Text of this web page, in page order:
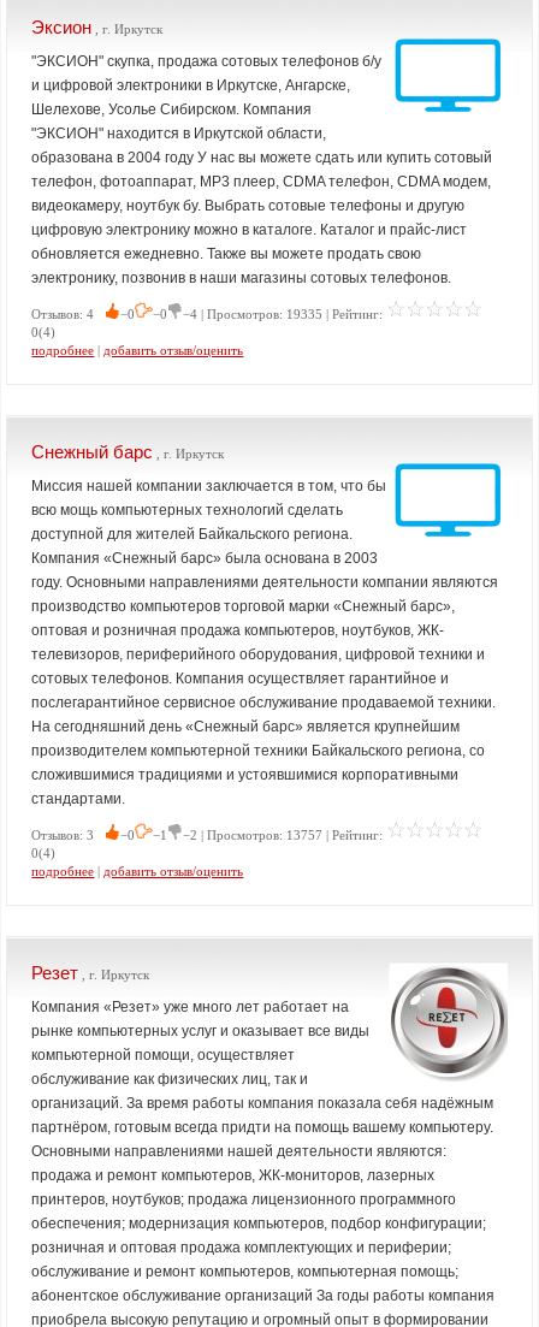
Эксион , г. Иркутск
"ЭКСИОН" скупка, продажа сотовых телефонов б/у
и цифровой электроники в Иркутске, Ангарске,
Шелехове, Усолье Сибирском. Компания
"ЭКСИОН" находится в Иркутской области,
образована в 2004 году У нас вы можете сдать или купить сотовый
телефон, фотоаппарат, MP3 плеер, CDMA телефон, CDMA модем,
видеокамеру, ноутбук бу. Выбрать сотовые телефоны и другую
цифровую электронику можно в каталоге. Каталог и прайс-лист
обновляется ежедневно. Также вы можете продать свою
электронику, позвонив в наши магазины сотовых телефонов.
Отзывов: 4 −0 −0
−4 | Просмотров: 19335 | Рейтинг:
0(4)
подробнее | добавить отзыв/оценить
Снежный барс , г. Иркутск
Миссия нашей компании заключается в том, что бы
всю мощь компьютерных технологий сделать
доступной для жителей Байкальского региона.
Компания «Снежный барс» была основана в 2003
году. Основными направлениями деятельности компании являются
производство компьютеров торговой марки «Снежный барс»,
оптовая и розничная продажа компьютеров, ноутбуков, ЖК-
телевизоров, периферийного оборудования, цифровой техники и
сотовых телефонов. Компания осуществляет гарантийное и
послегарантийное сервисное обслуживание продаваемой техники.
На сегодняшний день «Снежный барс» является крупнейшим
производителем компьютерной техники Байкальского региона, со
сложившимися традициями и устоявшимися корпоративными
стандартами.
Отзывов: 3 −0 −1
−2 | Просмотров: 13757 | Рейтинг:
0(4)
подробнее | добавить отзыв/оценить
Резет , г. Иркутск
Компания «Резет» уже много лет работает на
рынке компьютерных услуг и оказывает все виды
компьютерной помощи, осуществляет
обслуживание как физических лиц, так и
организаций. За время работы компания показала себя надёжным
партнёром, готовым всегда придти на помощь вашему компьютеру.
Основными направлениями нашей деятельности являются:
продажа и ремонт компьютеров, ЖК-мониторов, лазерных
принтеров, ноутбуков; продажа лицензионного программного
обеспечения; модернизация компьютеров, подбор конфигурации;
розничная и оптовая продажа комплектующих и периферии;
обслуживание и ремонт компьютеров, компьютерная помощь;
абонентское обслуживание организаций За годы работы компания
приобрела высокую репутацию и огромный опыт в формировании